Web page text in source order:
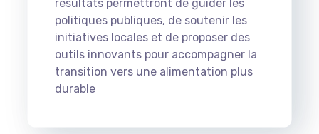
résultats permettront de guider les
politiques publiques, de soutenir les
initiatives locales et de proposer des
outils innovants pour accompagner la
transition vers une alimentation plus
durable